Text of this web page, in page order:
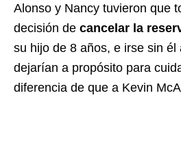
Alonso y Nancy tuvieron que
decisión de cancelar la
su hijo de 8 años, e irse sin él
dejarían a propósito para
diferencia de que a Kevin